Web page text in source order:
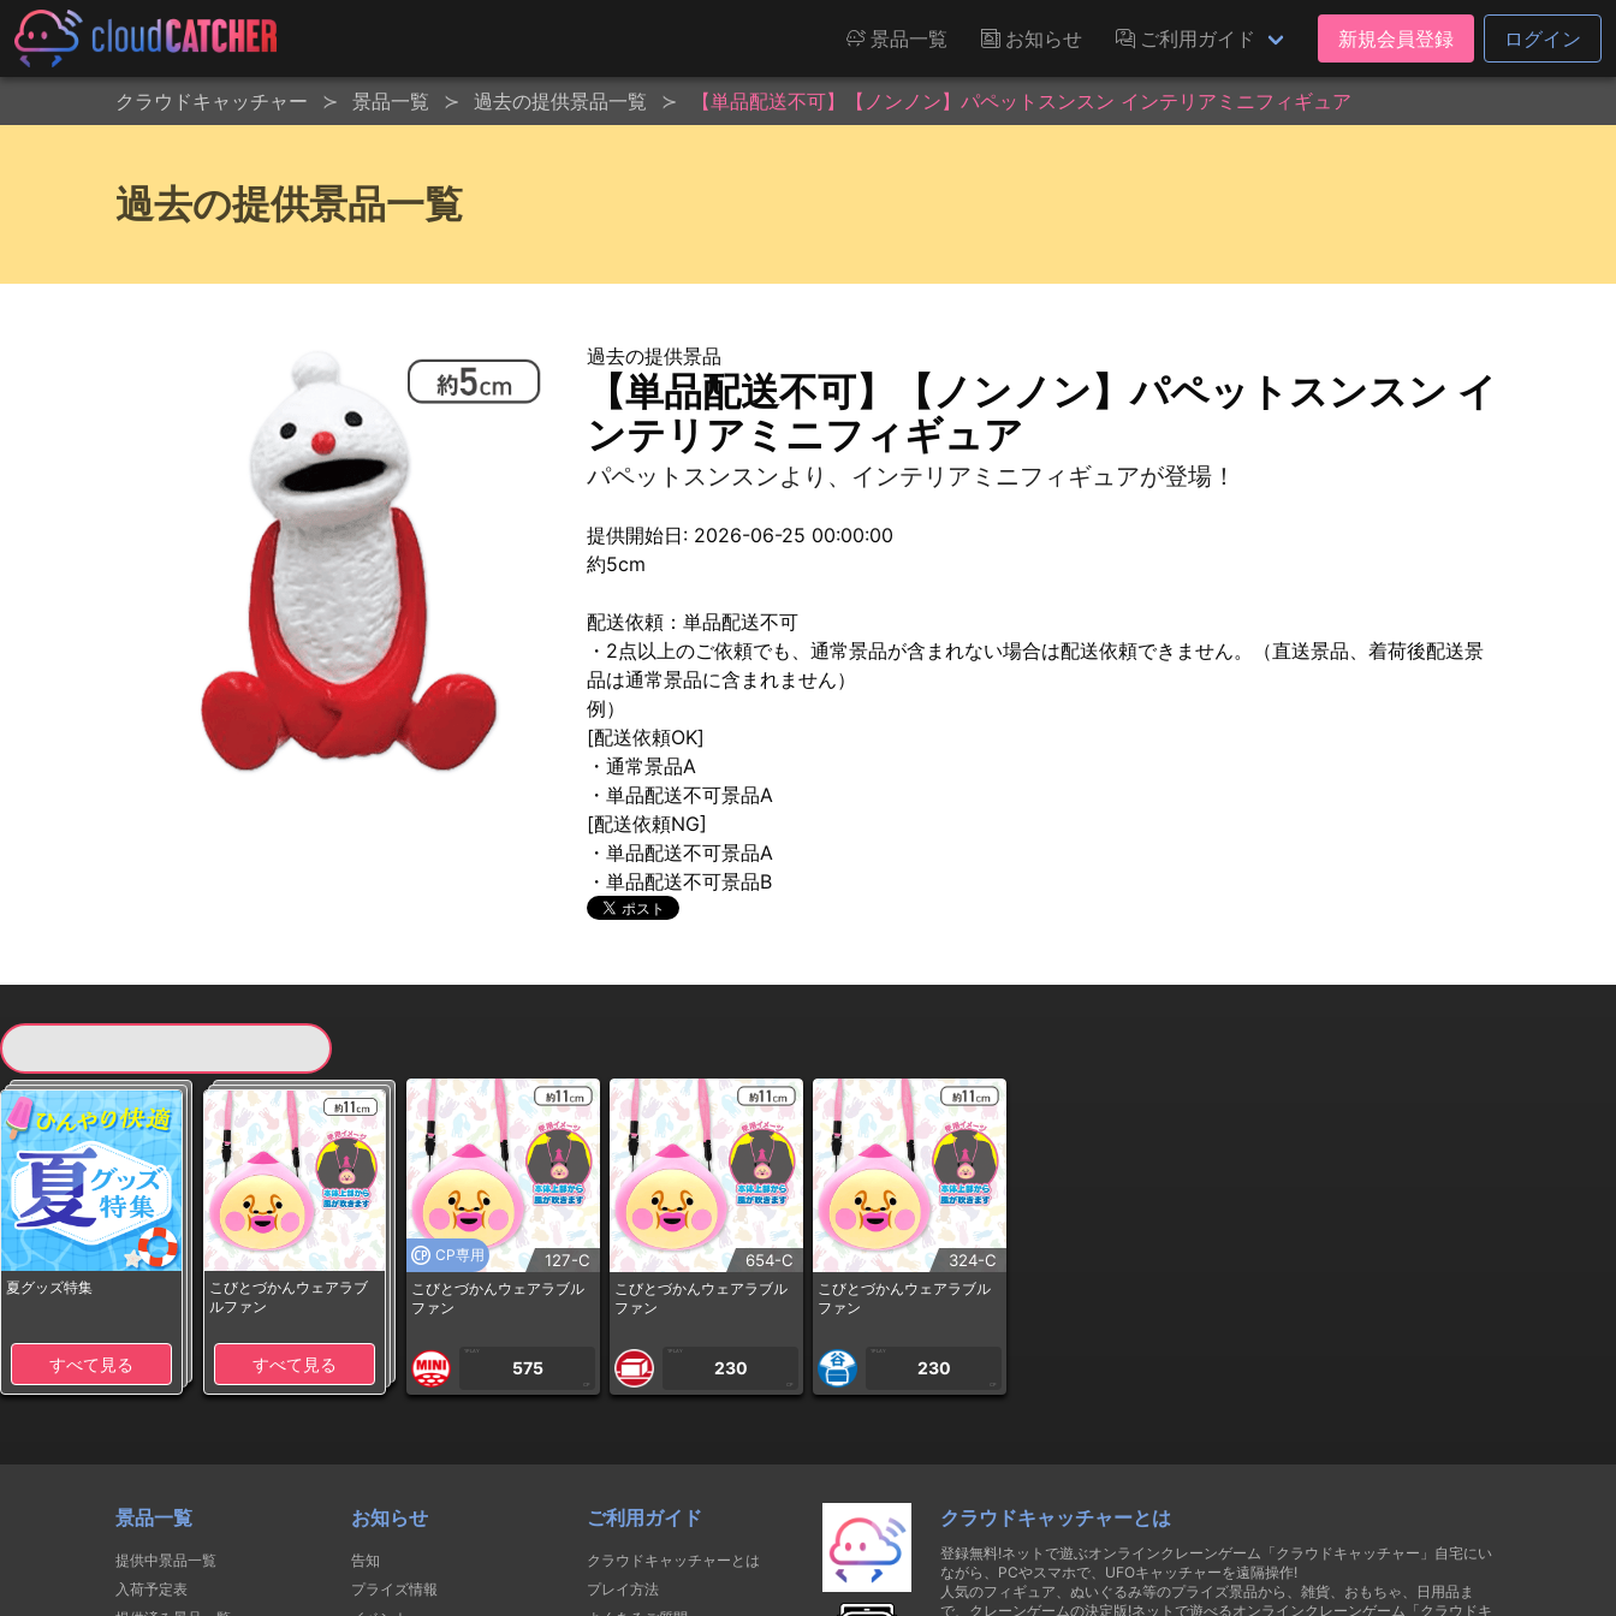
景品一覧 お知らせ ご利用ガイド 新規会員登録 ログイン
クラウドキャッチャー 景品一覧 過去の提供景品一覧 【単品配送不可】【ノンノン】パペットスンスン インテリアミニフィギュア
過去の提供景品一覧
過去の提供景品
【単品配送不可】【ノンノン】パペットスンスン イ
ンテリアミニフィギュア
パペットスンスンより、インテリアミニフィギュアが登場！
提供開始日: 2026-06-25 00:00:00
約5cm
配送依頼：単品配送不可
・2点以上のご依頼でも、通常景品が含まれない場合は配送依頼できません。（直送景品、着荷後配送景
品は通常景品に含まれません）
例）
[配送依頼OK]
・通常景品A
・単品配送不可景品A
[配送依頼NG]
・単品配送不可景品A
・単品配送不可景品B
夏グッズ特集
すべて見る
こびとづかんウェアラブ
ルファン
すべて見る
CP専用 127-C
こびとづかんウェアラブル
ファン
1PLAY
575
CP
654-C
こびとづかんウェアラブル
ファン
1PLAY
230
CP
324-C
こびとづかんウェアラブル
ファン
1PLAY
230
CP
景品一覧
提供中景品一覧
入荷予定表
お知らせ
告知
プライズ情報
ご利用ガイド
クラウドキャッチャーとは
プレイ方法
クラウドキャッチャーとは
登録無料!ネットで遊ぶオンラインクレーンゲーム「クラウドキャッチャー」自宅にい
ながら、PCやスマホで、UFOキャッチャーを遠隔操作!
人気のフィギュア、ぬいぐるみ等のプライズ景品から、雑貨、おもちゃ、日用品ま
で、クレーンゲームの決定版!ネットで遊べるオンラインクレーンゲーム「クラウドキ